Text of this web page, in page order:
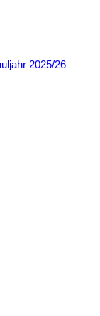
2025/26